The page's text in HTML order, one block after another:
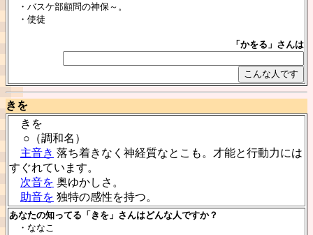
・バスケ部顧問の神保～。
・使徒
「かをる」さんは
きを
きを
○（調和名）
主音き 落ち着きなく神経質なとこも。才能と行動力には
すぐれています。
次音を 奥ゆかしさ。
助音を 独特の感性を持つ。
あなたの知ってる「きを」さんはどんな人ですか？
・ななこ